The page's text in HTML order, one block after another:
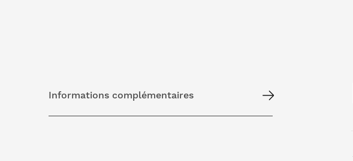
Informations complémentaires